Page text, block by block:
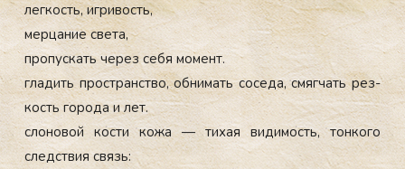
лег­кость, иг­ри­вость,
мер­ца­ние све­та,
про­пус­кать че­рез се­бя мо­мент.
гла­дить прос­транс­тво, об­ни­мать со­седа, смяг­чать рез­
кость го­рода и лет.
сло­новой кос­ти ко­жа — ти­хая ви­димость, тон­ко­го
следс­твия связь: